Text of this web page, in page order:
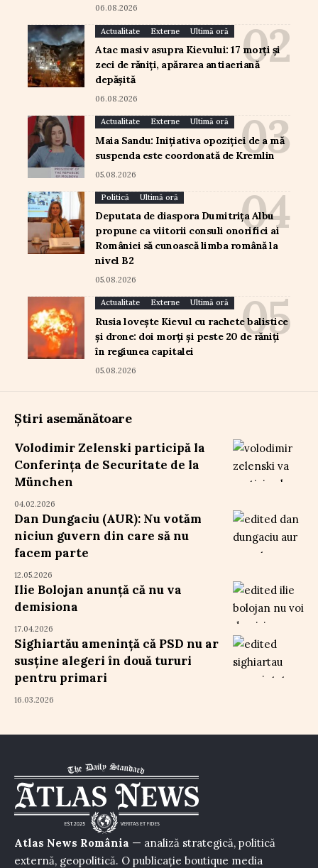
06.08.2026
Actualitate Externe Ultimă oră
Atac masiv asupra Kievului: 17 morți și
zeci de răniți, apărarea antiaeriană
depășită
06.08.2026
Actualitate Externe Ultimă oră
Maia Sandu: Inițiativa opoziției de a mă
suspenda este coordonată de Kremlin
05.08.2026
Politică Ultimă oră
Deputata de diaspora Dumitrița Albu
propune ca viitorii consuli onorifici ai
României să cunoască limba română la
nivel B2
05.08.2026
Actualitate Externe Ultimă oră
Rusia lovește Kievul cu rachete balistice
și drone: doi morți și peste 20 de răniți
în regiunea capitalei
05.08.2026
Știri asemănătoare
Volodimir Zelenski participă la
Conferința de Securitate de la
München
04.02.2026
Dan Dungaciu (AUR): Nu votăm
niciun guvern din care să nu
facem parte
12.05.2026
Ilie Bolojan anunță că nu va
demisiona
17.04.2026
Sighiartău amenință că PSD nu ar
susține alegeri în două tururi
pentru primari
16.03.2026
Atlas News România — analiză strategică, politică
externă, geopolitică. O publicație boutique media